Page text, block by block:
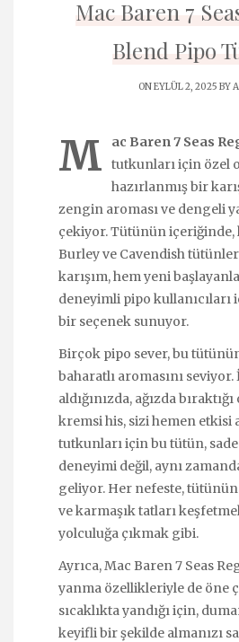
Mac Baren 7
Blend Pipo
ON EYLÜL 2, 2025 BY
M ac Baren 7 Seas
tutkunları için özel
hazırlanmış bir
zengin aroması ve dengeli
çekiyor. Tütünün
Burley ve Cavendish
karışım, hem yeni
deneyimli pipo
bir seçenek sunuyor.
Birçok pipo sever, bu
baharatlı aromasını
aldığınızda, ağızda
kremsi his, sizi hemen etkisi
tutkunları için bu tütün,
deneyimi değil, aynı
geliyor. Her nefeste,
ve karmaşık tatları
yolculuğa çıkmak gibi.
Ayrıca, Mac Baren 7 Seas
yanma özellikleriyle de öne
sıcaklıkta yandığı için,
keyifli bir şekilde almanızı